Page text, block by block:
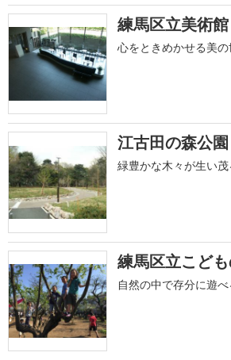
練馬区立美術館
心をときめかせる美
江古田の森公園
緑豊かな木々が生い
練馬区立こど
自然の中で存分に遊